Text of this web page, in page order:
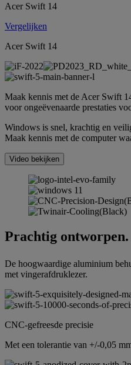
Acer Swift 14
Vergelijken
Acer Swift 14
Maak kennis met de Acer Swift
voor ongeëvenaarde prestaties
Windows is snel, krachtig en
Maak kennis met de computer
Video bekijken
Prachtig
De hoogwaardige aluminium
met vingerafdruklezer.
CNC-gefreesde precisie
Met een tolerantie van +/-0,05